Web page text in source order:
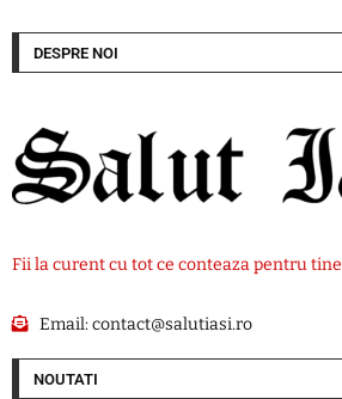
DESPRE NOI
Fii la curent cu tot ce conteaza pentru tine
Email:contact@salutiasi.ro
NOUTATI